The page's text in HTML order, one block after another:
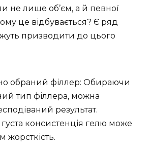
не лише об’єм, а й певної
це відбувається? Є ряд
призводити до цього
обраний філлер: Обираючи
тип філлера, можна
результат.
консистенція гелю може
жорсткість.